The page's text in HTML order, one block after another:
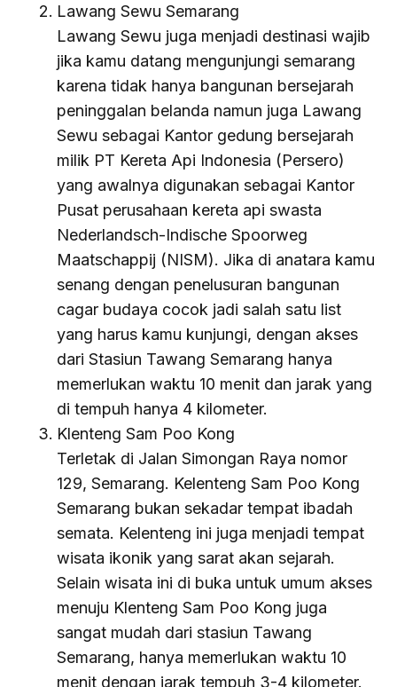
Lawang Sewu Semarang
Lawang Sewu juga menjadi destinasi wajib
jika kamu datang mengunjungi semarang
karena tidak hanya bangunan bersejarah
peninggalan belanda namun juga Lawang
Sewu sebagai Kantor gedung bersejarah
milik PT Kereta Api Indonesia (Persero)
yang awalnya digunakan sebagai Kantor
Pusat perusahaan kereta api swasta
Nederlandsch-Indische Spoorweg
Maatschappij (NISM). Jika di anatara kamu
senang dengan penelusuran bangunan
cagar budaya cocok jadi salah satu list
yang harus kamu kunjungi, dengan akses
dari Stasiun Tawang Semarang hanya
memerlukan waktu 10 menit dan jarak yang
di tempuh hanya 4 kilometer.
Klenteng Sam Poo Kong
Terletak di Jalan Simongan Raya nomor
129, Semarang. Kelenteng Sam Poo Kong
Semarang bukan sekadar tempat ibadah
semata. Kelenteng ini juga menjadi tempat
wisata ikonik yang sarat akan sejarah.
Selain wisata ini di buka untuk umum akses
menuju Klenteng Sam Poo Kong juga
sangat mudah dari stasiun Tawang
Semarang, hanya memerlukan waktu 10
menit dengan jarak tempuh 3-4 kilometer.